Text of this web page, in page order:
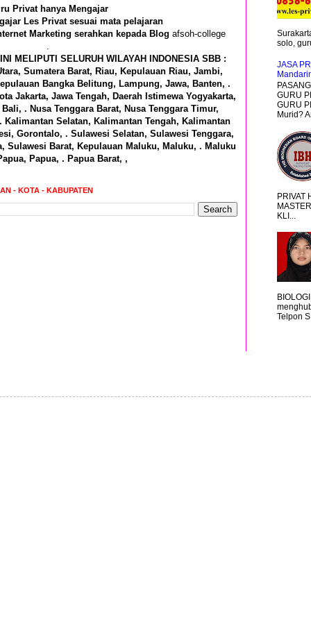
Privat hanya Mengajar
Les Privat sesuai mata pelajaran
Marketing serahkan kepada Blog afsoh-college
MELIPUTI SELURUH WILAYAH INDONESIA SBB :
Sumatera Barat, Riau, Kepulauan Riau, Jambi,
Bangka Belitung, Lampung, Jawa, Banten, .
Jakarta, Jawa Tengah, Daerah Istimewa Yogyakarta,
. Nusa Tenggara Barat, Nusa Tenggara Timur,
Selatan, Kalimantan Tengah, Kalimantan
Gorontalo, . Sulawesi Selatan, Sulawesi Tenggara,
Sulawesi Barat, Kepulauan Maluku, Maluku, . Maluku
Papua, . Papua Barat, ,
- KOTA - KABUPATEN
solo,
JASA
GURU
GURU
Murid?
PRIVAT
KLI...
Telpon